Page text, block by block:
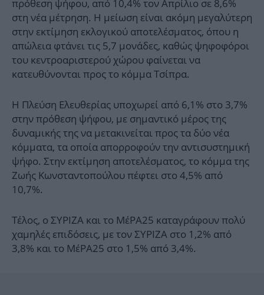
πρόθεση ψήφου, από 10,4% τον Απρίλιο σε 8,6%
στη νέα μέτρηση. Η μείωση είναι ακόμη μεγαλύτερη
στην εκτίμηση εκλογικού αποτελέσματος, όπου η
απώλεια φτάνει τις 5,7 μονάδες, καθώς ψηφοφόροι
του κεντροαριστερού χώρου φαίνεται να
κατευθύνονται προς το κόμμα Τσίπρα.
Η Πλεύση Ελευθερίας υποχωρεί από 6,1% στο 3,7%
στην πρόθεση ψήφου, με σημαντικό μέρος της
δυναμικής της να μετακινείται προς τα δύο νέα
κόμματα, τα οποία απορροφούν την αντισυστημική
ψήφο. Στην εκτίμηση αποτελέσματος, το κόμμα της
Ζωής Κωνσταντοπούλου πέφτει στο 4,5% από
10,7%.
Τέλος, ο ΣΥΡΙΖΑ και το ΜέΡΑ25 καταγράφουν πολύ
χαμηλές επιδόσεις, με τον ΣΥΡΙΖΑ στο 1,2% από
3,8% και το ΜέΡΑ25 στο 1,5% από 3,4%.